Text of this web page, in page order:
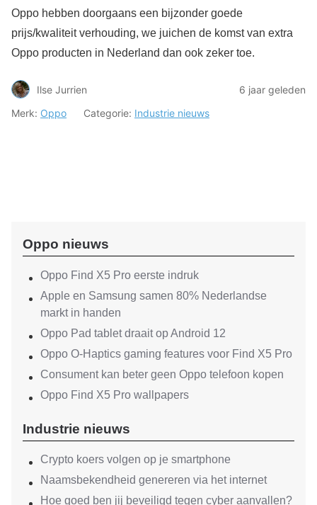
Oppo hebben doorgaans een bijzonder goede
prijs/kwaliteit verhouding, we juichen de komst van extra
Oppo producten in Nederland dan ook zeker toe.
Ilse Jurrien
6 jaar geleden
Merk: Oppo Categorie: Industrie nieuws
Oppo nieuws
Oppo Find X5 Pro eerste indruk
Apple en Samsung samen 80% Nederlandse
markt in handen
Oppo Pad tablet draait op Android 12
Oppo O-Haptics gaming features voor Find X5 Pro
Consument kan beter geen Oppo telefoon kopen
Oppo Find X5 Pro wallpapers
Industrie nieuws
Crypto koers volgen op je smartphone
Naamsbekendheid genereren via het internet
Hoe goed ben jij beveiligd tegen cyber aanvallen?